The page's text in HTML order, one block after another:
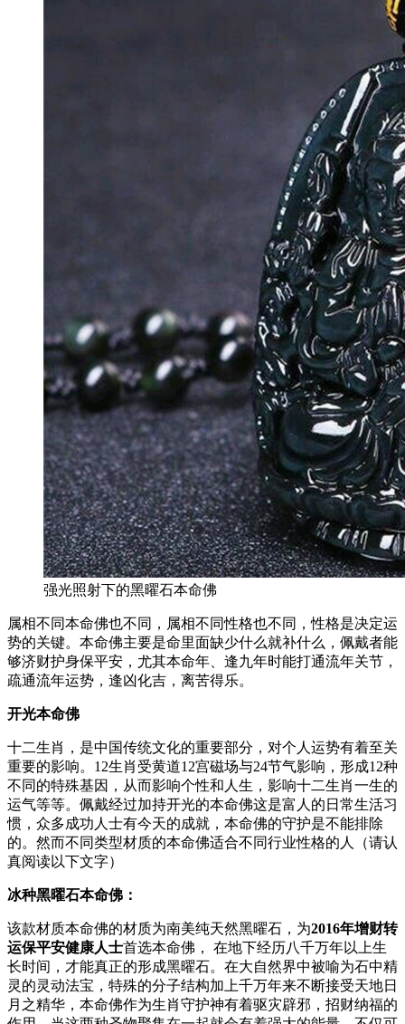
强光照射下的黑曜石本命佛
属相不同本命佛也不同，属相不同性格也不同，性格是决定运
势的关键。本命佛主要是命里面缺少什么就补什么，佩戴者能
够济财护身保平安，尤其本命年、逢九年时能打通流年关节，
疏通流年运势，逢凶化吉，离苦得乐。
开光本命佛
十二生肖，是中国传统文化的重要部分，对个人运势有着至关
重要的影响。12生肖受黄道12宫磁场与24节气影响，形成12种
不同的特殊基因，从而影响个性和人生，影响十二生肖一生的
运气等等。佩戴经过加持开光的本命佛这是富人的日常生活习
惯，众多成功人士有今天的成就，本命佛的守护是不能排除
的。然而不同类型材质的本命佛适合不同行业性格的人（请认
真阅读以下文字）
冰种黑曜石本命佛：
该款材质本命佛的材质为南美纯天然黑曜石，为2016年增财转
运保平安健康人士首选本命佛， 在地下经历八千万年以上生
长时间，才能真正的形成黑曜石。在大自然界中被喻为石中精
灵的灵动法宝，特殊的分子结构加上千万年来不断接受天地日
月之精华，本命佛作为生肖守护神有着驱灾辟邪，招财纳福的